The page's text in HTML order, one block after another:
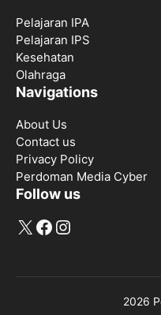
Pelajaran IPA
Pelajaran IPS
Kesehatan
Olahraga
Navigations
About Us
Contact us
Privacy Policy
Perdoman Media Cyber
Follow us
X Facebook
Instagram
2026